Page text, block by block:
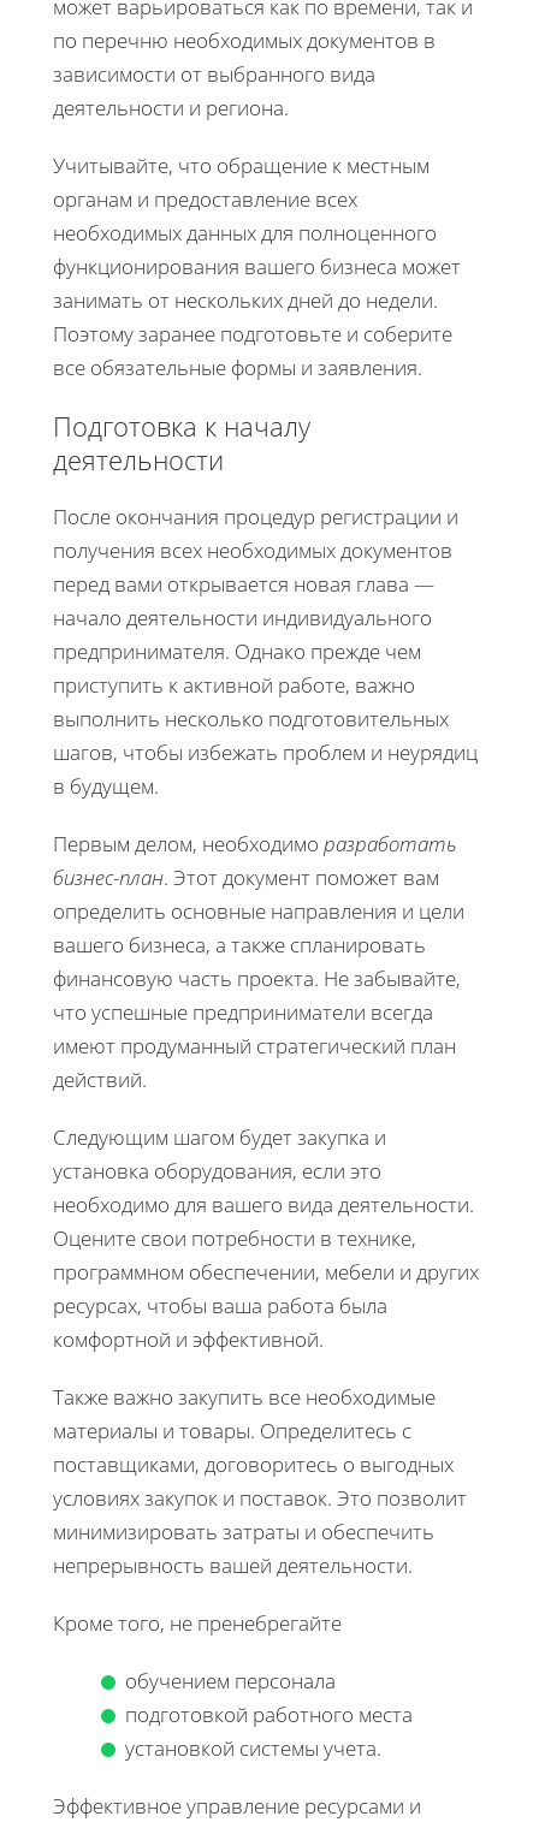
может варьироваться как по времени, так и
по перечню необходимых документов в
зависимости от выбранного вида
деятельности и региона.
Учитывайте, что обращение к местным
органам и предоставление всех
необходимых данных для полноценного
функционирования вашего бизнеса может
занимать от нескольких дней до недели.
Поэтому заранее подготовьте и соберите
все обязательные формы и заявления.
Подготовка к началу
деятельности
После окончания процедур регистрации и
получения всех необходимых документов
перед вами открывается новая глава —
начало деятельности индивидуального
предпринимателя. Однако прежде чем
приступить к активной работе, важно
выполнить несколько подготовительных
шагов, чтобы избежать проблем и неурядиц
в будущем.
Первым делом, необходимо разработать
бизнес-план. Этот документ поможет вам
определить основные направления и цели
вашего бизнеса, а также спланировать
финансовую часть проекта. Не забывайте,
что успешные предприниматели всегда
имеют продуманный стратегический план
действий.
Следующим шагом будет закупка и
установка оборудования, если это
необходимо для вашего вида деятельности.
Оцените свои потребности в технике,
программном обеспечении, мебели и других
ресурсах, чтобы ваша работа была
комфортной и эффективной.
Также важно закупить все необходимые
материалы и товары. Определитесь с
поставщиками, договоритесь о выгодных
условиях закупок и поставок. Это позволит
минимизировать затраты и обеспечить
непрерывность вашей деятельности.
Кроме того, не пренебрегайте
обучением персонала
подготовкой работного места
установкой системы учета.
Эффективное управление ресурсами и